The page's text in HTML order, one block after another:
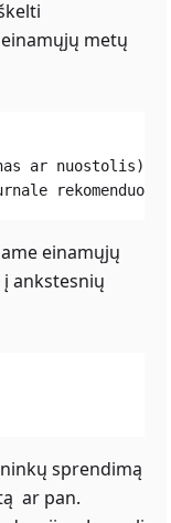
metų
ar nuostolis)
einamųjų
ankstesnių
sprendimą
ar pan.